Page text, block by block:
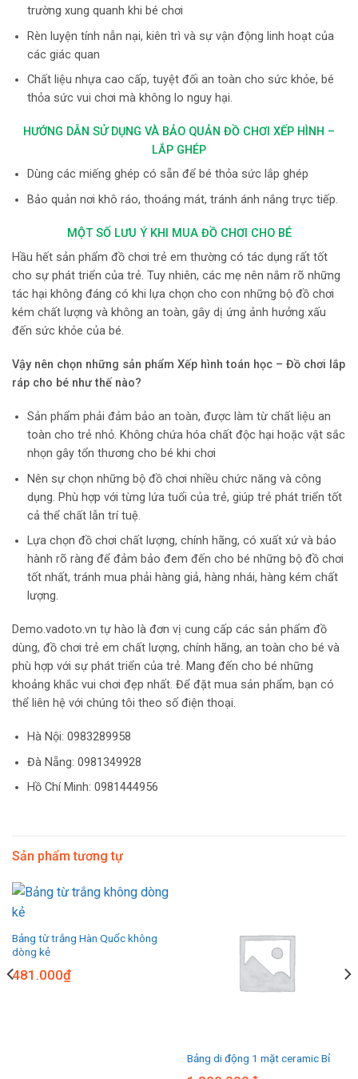
trường xung quanh khi bé chơi
Rèn luyện tính nẫn nại, kiên trì và sự vận động linh hoạt của
các giác quan
Chất liệu nhựa cao cấp, tuyệt đối an toàn cho sức khỏe, bé
thỏa sức vui chơi mà không lo nguy hại.
HƯỚNG DẪN SỬ DỤNG VÀ BẢO QUẢN ĐỒ CHƠI XẾP HÌNH –
LẮP GHÉP
Dùng các miếng ghép có sẵn để bé thỏa sức lắp ghép
Bảo quản nơi khô ráo, thoáng mát, tránh ánh nắng trực tiếp.
MỘT SỐ LƯU Ý KHI MUA ĐỒ CHƠI CHO BÉ
Hầu hết sản phẩm đồ chơi trẻ em thường có tác dụng rất tốt
cho sự phát triển của trẻ. Tuy nhiên, các mẹ nên nắm rõ những
tác hại không đáng có khi lựa chọn cho con những bộ đồ chơi
kém chất lượng và không an toàn, gây dị ứng ảnh hưởng xấu
đến sức khỏe của bé.
Vậy nên chọn những sản phẩm Xếp hình toán học – Đồ chơi lắp
ráp cho bé như thế nào?
Sản phẩm phải đảm bảo an toàn, được làm từ chất liệu an
toàn cho trẻ nhỏ. Không chứa hóa chất độc hại hoặc vật sắc
nhọn gây tổn thương cho bé khi chơi
Nên sự chọn những bộ đồ chơi nhiều chức năng và công
dụng. Phù hợp với từng lứa tuổi của trẻ, giúp trẻ phát triển tốt
cả thể chất lẫn trí tuệ.
Lựa chọn đồ chơi chất lượng, chính hãng, có xuất xứ và bảo
hành rõ ràng để đảm bảo đem đến cho bé những bộ đồ chơi
tốt nhất, tránh mua phải hàng giả, hàng nhái, hàng kém chất
lượng.
Demo.vadoto.vn tự hào là đơn vị cung cấp các sản phẩm đồ
dùng, đồ chơi trẻ em chất lượng, chính hãng, an toàn cho bé và
phù hợp với sự phát triển của trẻ. Mang đến cho bé những
khoảng khắc vui chơi đẹp nhất. Để đặt mua sản phẩm, bạn có
thể liên hệ với chúng tôi theo số điện thoại.
Hà Nội: 0983289958
Đà Nẵng: 0981349928
Hồ Chí Minh: 0981444956
Sản phẩm tương tự
Bảng từ trắng Hàn Quốc không
dòng kẻ
481.000₫
Bảng di động 1 mặt ceramic Bỉ